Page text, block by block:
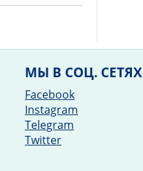
МЫ В СОЦ. СЕТЯХ
Facebook
Instagram
Telegram
Twitter